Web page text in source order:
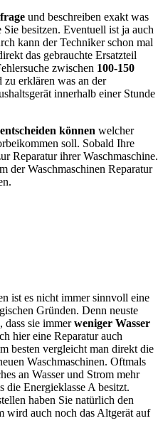
und beschreiben exakt was
besitzen. Eventuell ist ja auch
kann der Techniker schon mal
das gebrauchte Ersatzteil
zwischen 100-150
zu erklären was an der
innerhalb einer Stunde
können welcher
soll. Sobald Ihre
Reparatur ihrer Waschmaschine.
der Waschmaschinen Reparatur
ist es nicht immer sinnvoll eine
Gründen. Denn neuste
, dass sie immerweniger Wasser
hier eine Reparatur auch
besten vergleicht man direkt die
Waschmaschinen. Oftmals
an Wasser und Strom mehr
die Energieklasse A besitzt.
haben Sie natürlich den
wird auch noch das Altgerät auf